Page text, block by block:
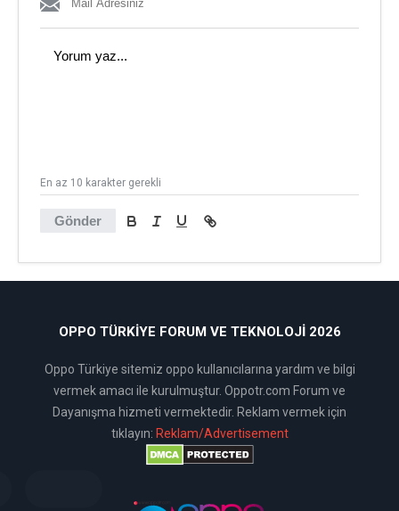
Gönder
En az 10 karakter gerekli
OPPO TÜRKIYE FORUM VE TEKNOLOJI 2026
Oppo Türkiye sitemiz oppo kullanıcılarına yardım ve bilgi
vermek amacı ile kurulmuştur. Oppotr.com Forum ve
Dayanışma hizmeti vermektedir. Reklam vermek için
tıklayın: Reklam/Advertisement